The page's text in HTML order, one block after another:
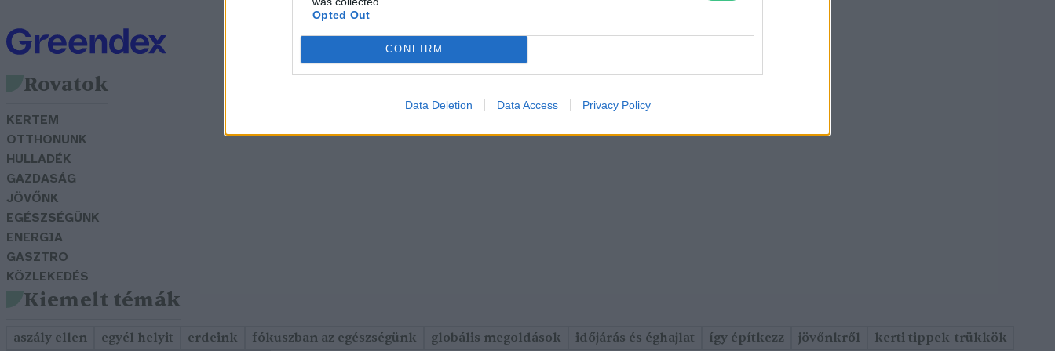
Opted Out
CONFIRM
Data Deletion Data Access Privacy Policy
Rovatok
KERTEM
OTTHONUNK
HULLADÉK
GAZDASÁG
JÖVŐNK
EGÉSZSÉGÜNK
ENERGIA
GASZTRO
KÖZLEKEDÉS
Kiemelt témák
aszály ellen egyél helyit erdeink fókuszban az egészségünk globális megoldások időjárás és éghajlat így építkezz jövőnkről kerti tippek-trükkök